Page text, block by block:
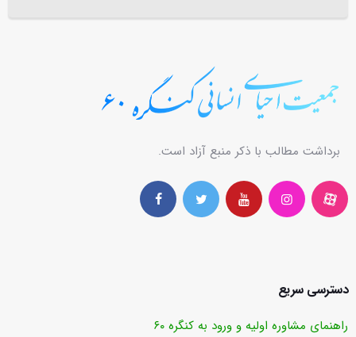
برداشت مطالب با ذکر منبع آزاد است.
دسترسی سریع
راهنمای مشاوره اولیه و ورود به کنگره ۶۰